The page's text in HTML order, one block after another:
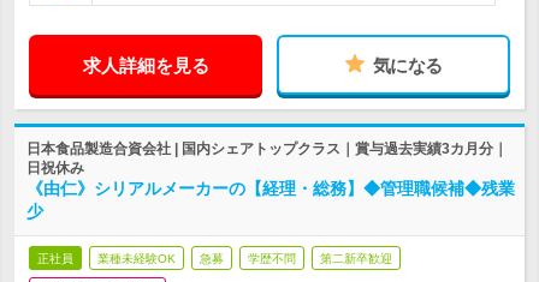
求人詳細を見る 気になる
日本食品製造合資会社 | 国内シェアトップクラス｜賞与過去実績3カ月分｜
日祝休み
《由仁》シリアルメーカーの【経理・総務】◆管理職候補◆残業
少
正社員 業種未経験OK 急募 学歴不問 第二新卒歓迎